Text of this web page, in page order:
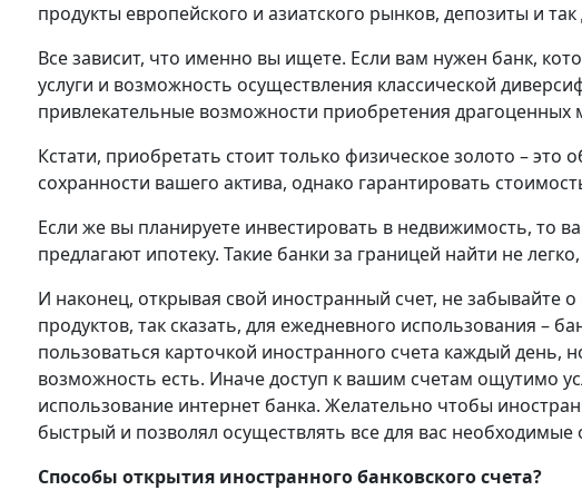
продукты европейского и азиатского рынков, депозиты и так
Все зависит, что именно вы ищете. Если вам нужен банк,
услуги и возможность осуществления классической
привлекательные возможности приобретения драгоценных
Кстати, приобретать стоит только физическое золото – это
сохранности вашего актива, однако гарантировать
Если же вы планируете инвестировать в недвижимость, то
предлагают ипотеку. Такие банки за границей найти не
И наконец, открывая свой иностранный счет, не забывайте
продуктов, так сказать, для ежедневного использования –
пользоваться карточкой иностранного счета каждый день,
возможность есть. Иначе доступ к вашим счетам ощутимо
использование интернет банка. Желательно чтобы
быстрый и позволял осуществлять все для вас необходимые
Способы открытия иностранного банковского счета?